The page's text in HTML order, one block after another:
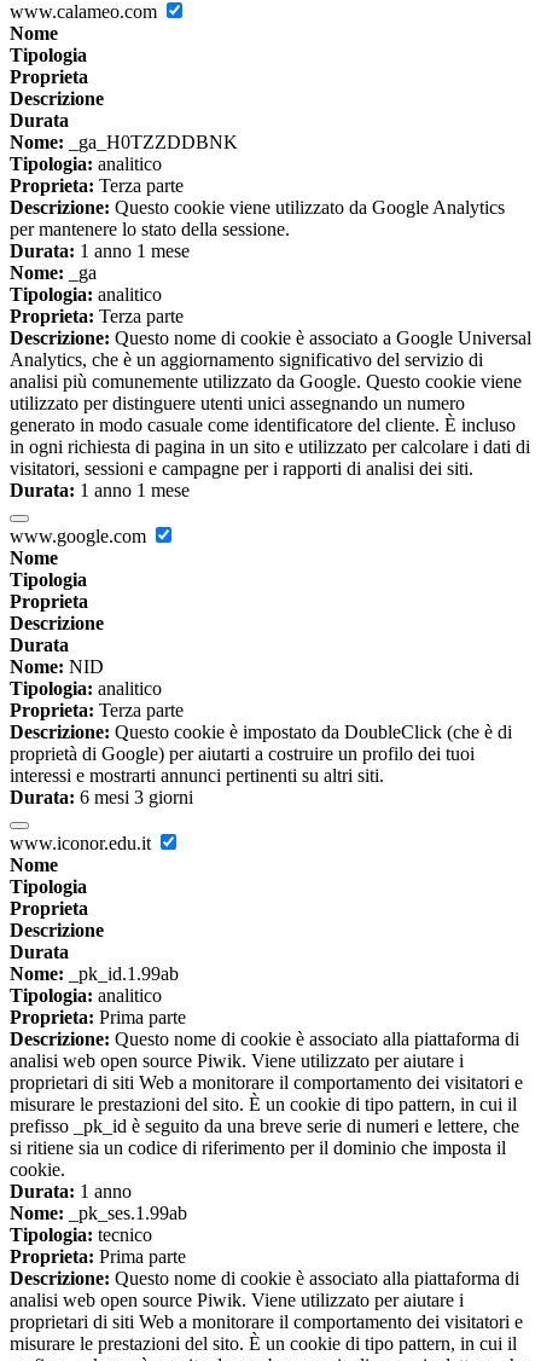
www.calameo.com
Nome
Tipologia
Proprieta
Descrizione
Durata
Nome: _ga_H0TZZDDBNK
Tipologia: analitico
Proprieta: Terza parte
Descrizione: Questo cookie viene utilizzato da Google Analytics
per mantenere lo stato della sessione.
Durata: 1 anno 1 mese
Nome: _ga
Tipologia: analitico
Proprieta: Terza parte
Descrizione: Questo nome di cookie è associato a Google Universal
Analytics, che è un aggiornamento significativo del servizio di
analisi più comunemente utilizzato da Google. Questo cookie viene
utilizzato per distinguere utenti unici assegnando un numero
generato in modo casuale come identificatore del cliente. È incluso
in ogni richiesta di pagina in un sito e utilizzato per calcolare i dati di
visitatori, sessioni e campagne per i rapporti di analisi dei siti.
Durata: 1 anno 1 mese
www.google.com
Nome
Tipologia
Proprieta
Descrizione
Durata
Nome: NID
Tipologia: analitico
Proprieta: Terza parte
Descrizione: Questo cookie è impostato da DoubleClick (che è di
proprietà di Google) per aiutarti a costruire un profilo dei tuoi
interessi e mostrarti annunci pertinenti su altri siti.
Durata: 6 mesi 3 giorni
www.iconor.edu.it
Nome
Tipologia
Proprieta
Descrizione
Durata
Nome: _pk_id.1.99ab
Tipologia: analitico
Proprieta: Prima parte
Descrizione: Questo nome di cookie è associato alla piattaforma di
analisi web open source Piwik. Viene utilizzato per aiutare i
proprietari di siti Web a monitorare il comportamento dei visitatori e
misurare le prestazioni del sito. È un cookie di tipo pattern, in cui il
prefisso _pk_id è seguito da una breve serie di numeri e lettere, che
si ritiene sia un codice di riferimento per il dominio che imposta il
cookie.
Durata: 1 anno
Nome: _pk_ses.1.99ab
Tipologia: tecnico
Proprieta: Prima parte
Descrizione: Questo nome di cookie è associato alla piattaforma di
analisi web open source Piwik. Viene utilizzato per aiutare i
proprietari di siti Web a monitorare il comportamento dei visitatori e
misurare le prestazioni del sito. È un cookie di tipo pattern, in cui il